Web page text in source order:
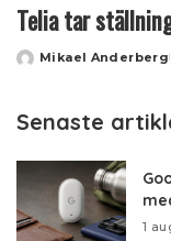
Telia tar
Posted
Mikael Anderberg
Senaste
1